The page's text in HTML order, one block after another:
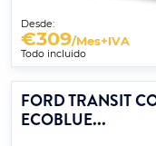
Desde:
€309/Mes+IVA
Todo incluido
FORD TRANSIT
ECOBLUE...